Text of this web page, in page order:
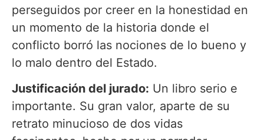
perseguidos por creer en la honestidad en
un momento de la historia donde el
conflicto borró las nociones de lo bueno y
lo malo dentro del Estado.
Justificación del jurado: Un libro serio e
importante. Su gran valor, aparte de su
retrato minucioso de dos vidas